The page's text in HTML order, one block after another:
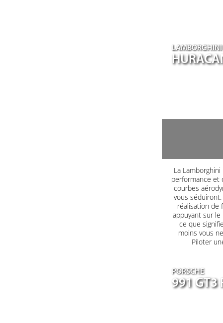
LAMBORGHINI
La
performance et
courbes
vous
réalisation de
appuyant sur le
ce que
moins vous
Piloter
PORSCHE
991 GT3